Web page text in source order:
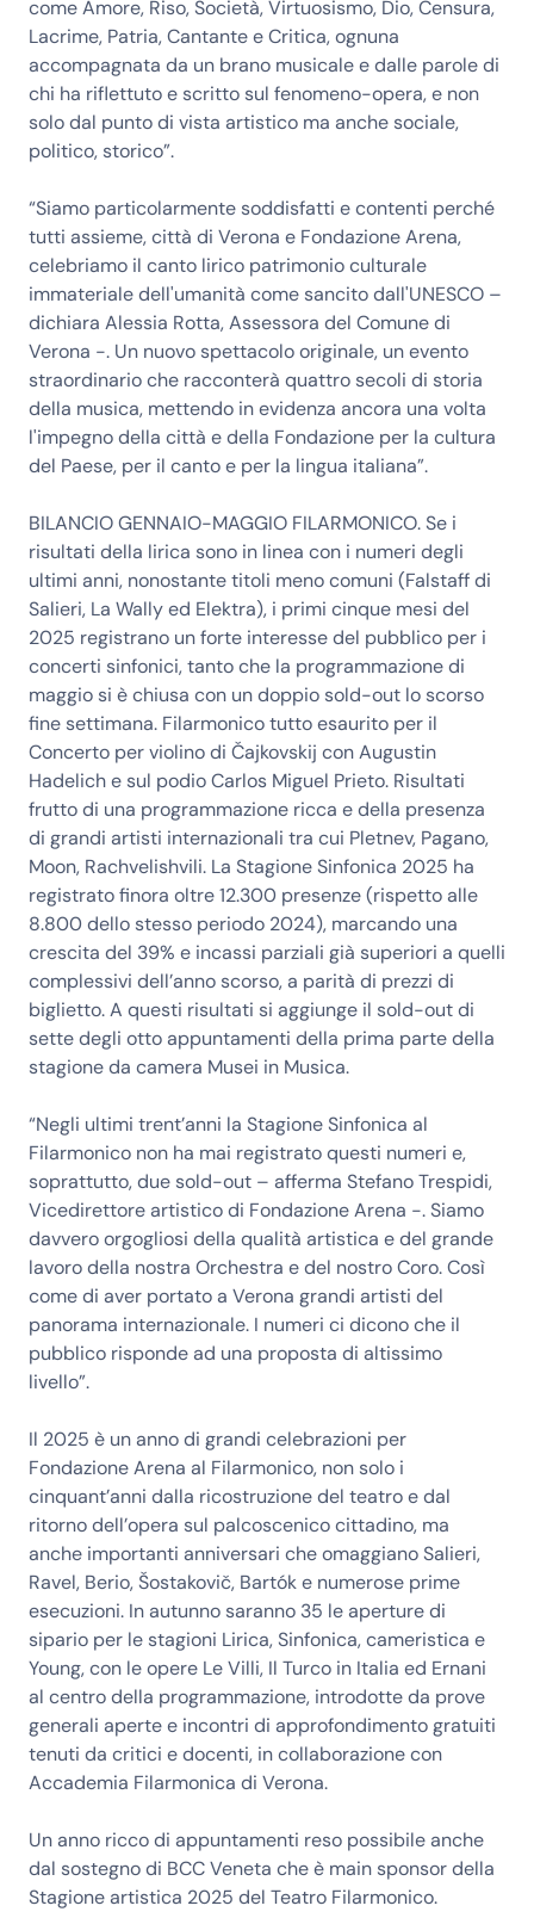
come Amore, Riso, Società, Virtuosismo, Dio, Censura,
Lacrime, Patria, Cantante e Critica, ognuna
accompagnata da un brano musicale e dalle parole di
chi ha riflettuto e scritto sul fenomeno-opera, e non
solo dal punto di vista artistico ma anche sociale,
politico, storico”.
“Siamo particolarmente soddisfatti e contenti perché
tutti assieme, città di Verona e Fondazione Arena,
celebriamo il canto lirico patrimonio culturale
immateriale dell'umanità come sancito dall'UNESCO –
dichiara Alessia Rotta, Assessora del Comune di
Verona -. Un nuovo spettacolo originale, un evento
straordinario che racconterà quattro secoli di storia
della musica, mettendo in evidenza ancora una volta
l'impegno della città e della Fondazione per la cultura
del Paese, per il canto e per la lingua italiana”.
BILANCIO GENNAIO-MAGGIO FILARMONICO. Se i
risultati della lirica sono in linea con i numeri degli
ultimi anni, nonostante titoli meno comuni (Falstaff di
Salieri, La Wally ed Elektra), i primi cinque mesi del
2025 registrano un forte interesse del pubblico per i
concerti sinfonici, tanto che la programmazione di
maggio si è chiusa con un doppio sold-out lo scorso
fine settimana. Filarmonico tutto esaurito per il
Concerto per violino di Čajkovskij con Augustin
Hadelich e sul podio Carlos Miguel Prieto. Risultati
frutto di una programmazione ricca e della presenza
di grandi artisti internazionali tra cui Pletnev, Pagano,
Moon, Rachvelishvili. La Stagione Sinfonica 2025 ha
registrato finora oltre 12.300 presenze (rispetto alle
8.800 dello stesso periodo 2024), marcando una
crescita del 39% e incassi parziali già superiori a quelli
complessivi dell’anno scorso, a parità di prezzi di
biglietto. A questi risultati si aggiunge il sold-out di
sette degli otto appuntamenti della prima parte della
stagione da camera Musei in Musica.
“Negli ultimi trent’anni la Stagione Sinfonica al
Filarmonico non ha mai registrato questi numeri e,
soprattutto, due sold-out – afferma Stefano Trespidi,
Vicedirettore artistico di Fondazione Arena -. Siamo
davvero orgogliosi della qualità artistica e del grande
lavoro della nostra Orchestra e del nostro Coro. Così
come di aver portato a Verona grandi artisti del
panorama internazionale. I numeri ci dicono che il
pubblico risponde ad una proposta di altissimo
livello”.
Il 2025 è un anno di grandi celebrazioni per
Fondazione Arena al Filarmonico, non solo i
cinquant’anni dalla ricostruzione del teatro e dal
ritorno dell’opera sul palcoscenico cittadino, ma
anche importanti anniversari che omaggiano Salieri,
Ravel, Berio, Šostakovič, Bartók e numerose prime
esecuzioni. In autunno saranno 35 le aperture di
sipario per le stagioni Lirica, Sinfonica, cameristica e
Young, con le opere Le Villi, Il Turco in Italia ed Ernani
al centro della programmazione, introdotte da prove
generali aperte e incontri di approfondimento gratuiti
tenuti da critici e docenti, in collaborazione con
Accademia Filarmonica di Verona.
Un anno ricco di appuntamenti reso possibile anche
dal sostegno di BCC Veneta che è main sponsor della
Stagione artistica 2025 del Teatro Filarmonico.